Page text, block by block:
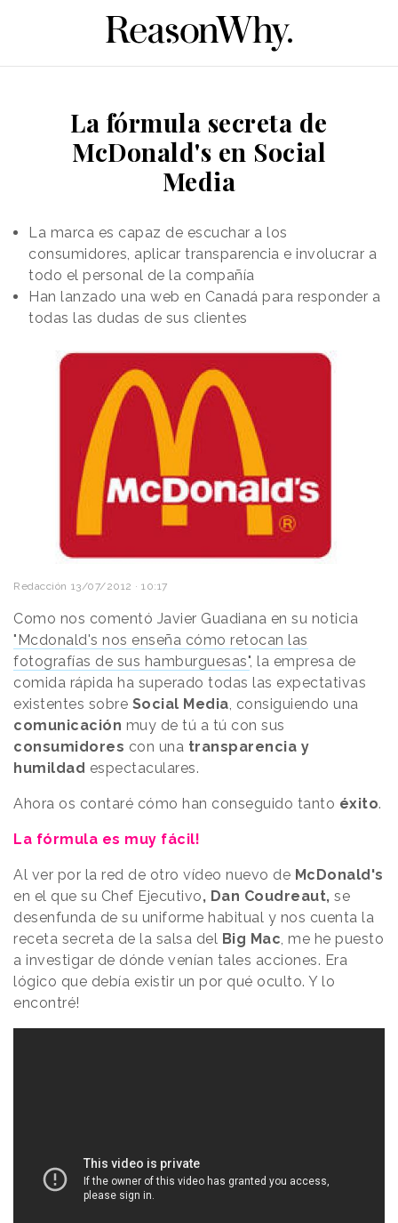
La fórmula secreta de
McDonald's en Social
Media
La marca es capaz de escuchar a los
consumidores, aplicar transparencia e involucrar a
todo el personal de la compañía
Han lanzado una web en Canadá para responder a
todas las dudas de sus clientes
Redacción 13/07/2012 · 10:17
Como nos comentó Javier Guadiana en su noticia
"Mcdonald's nos enseña cómo retocan las
fotografías de sus hamburguesas", la empresa de
comida rápida ha superado todas las expectativas
existentes sobre Social Media, consiguiendo una
comunicación muy de tú a tú con sus
consumidores con una transparencia y
humildad espectaculares.
Ahora os contaré cómo han conseguido tanto éxito.
La fórmula es muy fácil!
Al ver por la red de otro vídeo nuevo de McDonald's
en el que su Chef Ejecutivo, Dan Coudreaut, se
desenfunda de su uniforme habitual y nos cuenta la
receta secreta de la salsa del Big Mac, me he puesto
a investigar de dónde venían tales acciones. Era
lógico que debía existir un por qué oculto. Y lo
encontré!